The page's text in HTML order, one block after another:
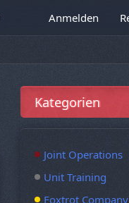
Anmelden
Kategorien
Joint Operations
Unit Training
Foxtrot